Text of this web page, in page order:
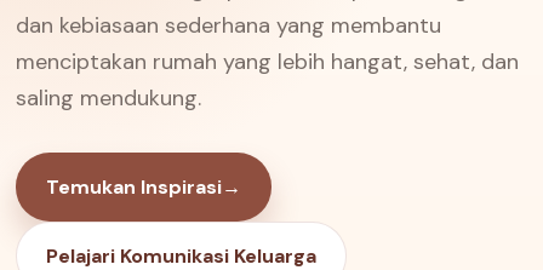
dan kebiasaan sederhana yang membantu
menciptakan rumah yang lebih hangat, sehat, dan
saling mendukung.
Temukan Inspirasi→
Pelajari Komunikasi Keluarga